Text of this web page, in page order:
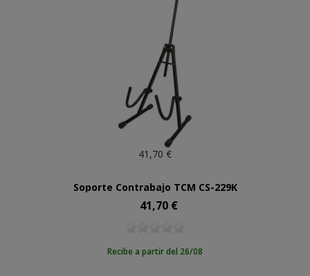
41,70 €
Soporte Contrabajo TCM CS-229K
Precio
41,70 €
Recibe a partir del 26/08